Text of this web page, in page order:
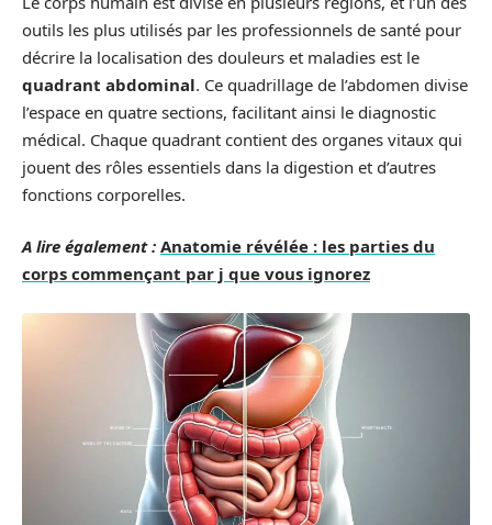
outils les plus utilisés par les professionnels de santé pour
décrire la localisation des douleurs et maladies est le
quadrant abdominal. Ce quadrillage de l’abdomen divise
l’espace en quatre sections, facilitant ainsi le diagnostic
médical. Chaque quadrant contient des organes vitaux qui
jouent des rôles essentiels dans la digestion et d’autres
fonctions corporelles.
A lire également : Anatomie révélée : les parties du
corps commençant par j que vous ignorez